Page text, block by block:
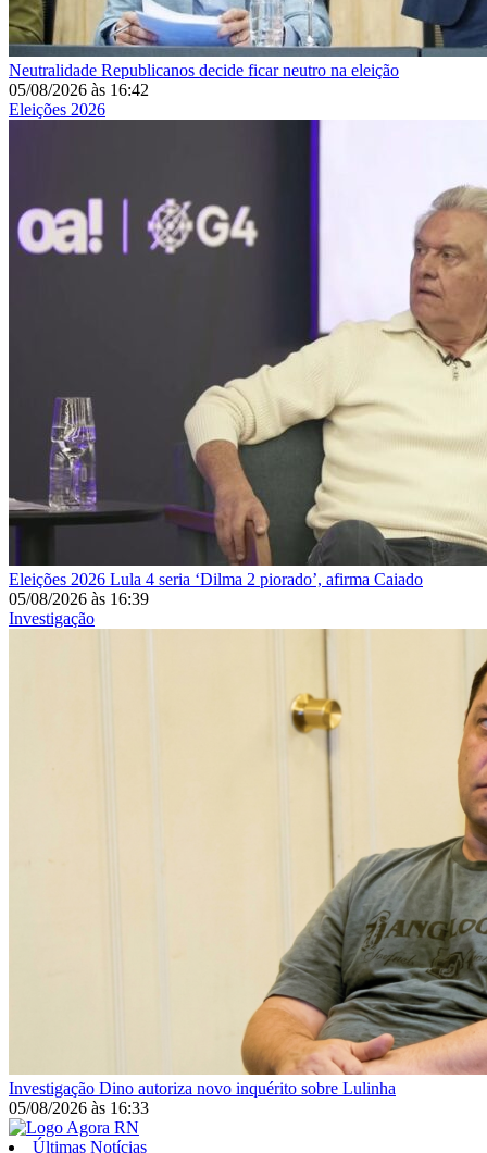
Neutralidade Republicanos decide ficar neutro na eleição
05/08/2026 às 16:42
Eleições 2026
Eleições 2026 Lula 4 seria ‘Dilma 2 piorado’, afirma Caiado
05/08/2026 às 16:39
Investigação
Investigação Dino autoriza novo inquérito sobre Lulinha
05/08/2026 às 16:33
Últimas Notícias